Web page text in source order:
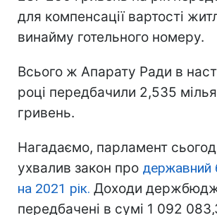
для компенсації вартості
винайму готельного номеру.
Всього ж Апарату Ради в
році передбачили 2,535
гривень.
Нагадаємо, парламент
ухвалив закон про
на 2021 рік. Доходи
передбачені в сумі 1 092